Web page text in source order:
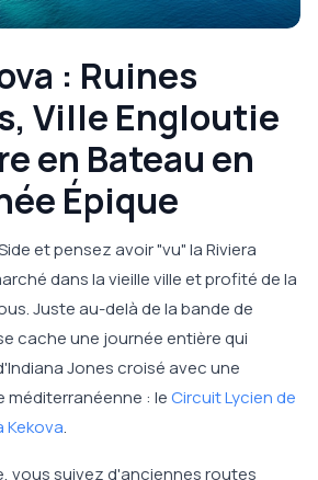
: Ruines
Ville Engloutie
en Bateau en
Épique
et pensez avoir "vu" la Riviera
dans la vieille ville et profité de la
Juste au-delà de la bande de
cache une journée entière qui
Jones croisé avec une
méditerranéenne : leCircuit Lycien de
Kekova.
vous suivez d'anciennes routes